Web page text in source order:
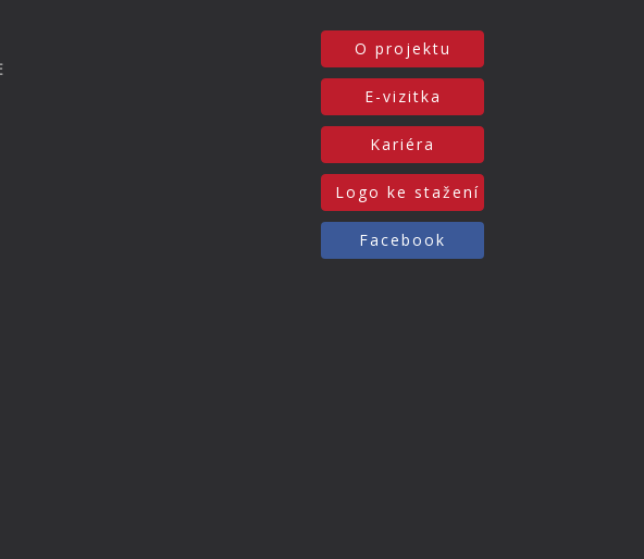
O projektu
E-vizitka
Kariéra
Logo ke stažení
Facebook